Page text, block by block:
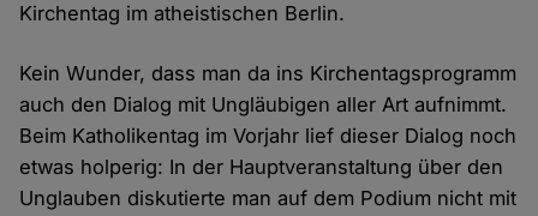
Kirchentag im atheistischen Berlin.
Kein Wunder, dass man da ins Kirchentagsprogramm
auch den Dialog mit Ungläubigen aller Art aufnimmt.
Beim Katholikentag im Vorjahr lief dieser Dialog noch
etwas holperig: In der Hauptveranstaltung über den
Unglauben diskutierte man auf dem Podium nicht mit